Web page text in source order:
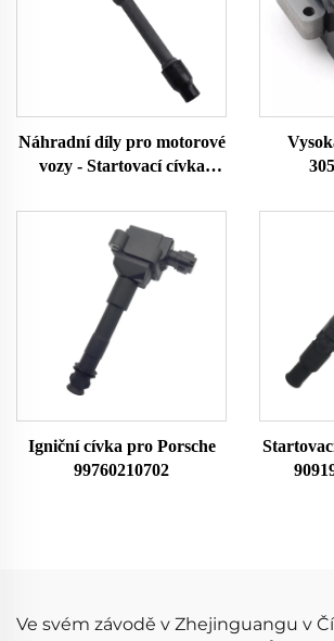
Náhradní díly pro motorové
vozy - Startovací cívka
3052059B013 20729
GN1088611B1 UF-781 UF
781 UF781 pro Honda
Startovací cívka Zapalovací
cívka
cívky
Bobina
Igniční cívka pro Porsche
99760210702
Ve svém závodě v Zhejinguangu v